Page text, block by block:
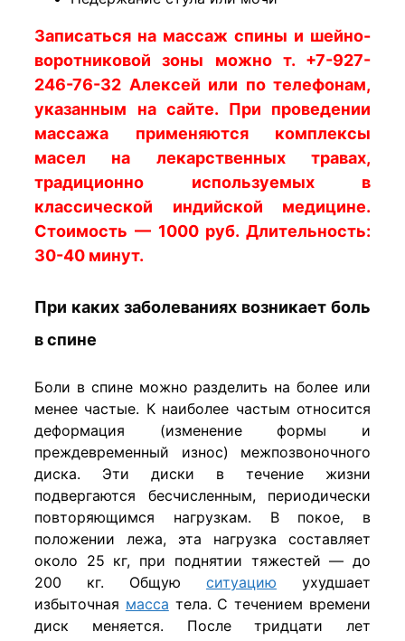
Записаться на массаж спины и шейно-
воротниковой зоны можно т. +7-927-
246-76-32 Алексей или по телефонам,
указанным на сайте. При проведении
массажа применяются комплексы
масел на лекарственных травах,
традиционно используемых в
классической индийской медицине.
Стоимость — 1000 руб. Длительность:
30-40 минут.
При каких заболеваниях возникает боль
в спине
Боли в спине можно разделить на более или
менее частые. К наиболее частым относится
деформация (изменение формы и
преждевременный износ) межпозвоночного
диска. Эти диски в течение жизни
подвергаются бесчисленным, периодически
повторяющимся нагрузкам. В покое, в
положении лежа, эта нагрузка составляет
около 25 кг, при поднятии тяжестей — до
200 кг. Общую ситуацию ухудшает
избыточная масса тела. С течением времени
диск меняется. После тридцати лет